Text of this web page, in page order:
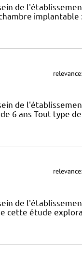
de
implantable
relevance:
de
6 ans Tout type
relevance:
de
cette étude